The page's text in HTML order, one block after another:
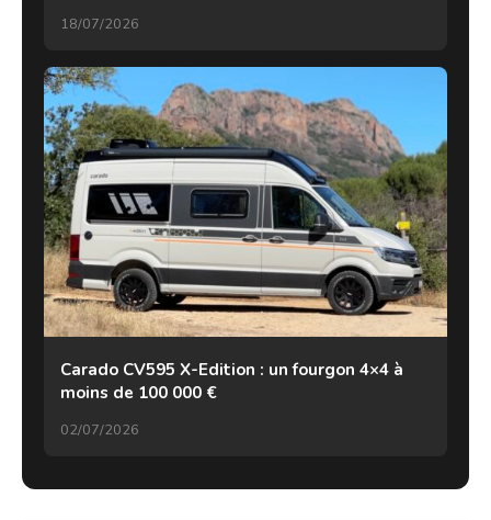
18/07/2026
Carado CV595 X-Edition : un fourgon 4×4 à
moins de 100 000 €
02/07/2026